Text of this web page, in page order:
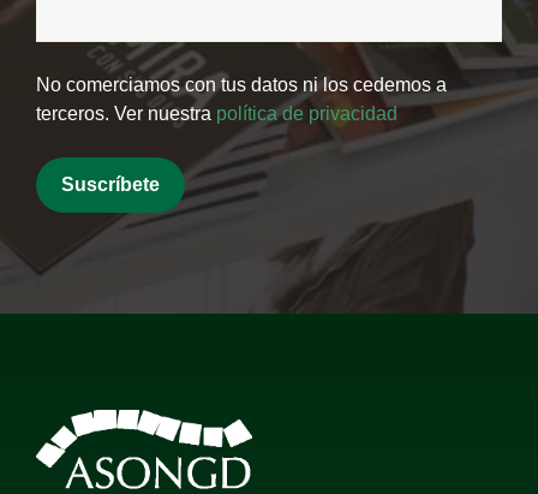
No comerciamos con tus datos ni los cedemos a
terceros. Ver nuestra política de privacidad